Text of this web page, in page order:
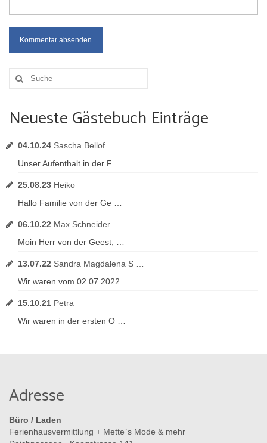
Suche
nach:
Neueste Gästebuch Einträge
04.10.24 Sascha Bellof
Unser Aufenthalt in der F …
25.08.23 Heiko
Hallo Familie von der Ge …
06.10.22 Max Schneider
Moin Herr von der Geest, …
13.07.22 Sandra Magdalena S …
Wir waren vom 02.07.2022 …
15.10.21 Petra
Wir waren in der ersten O …
Adresse
Büro / Laden
Ferienhausvermittlung + Mette`s Mode & mehr